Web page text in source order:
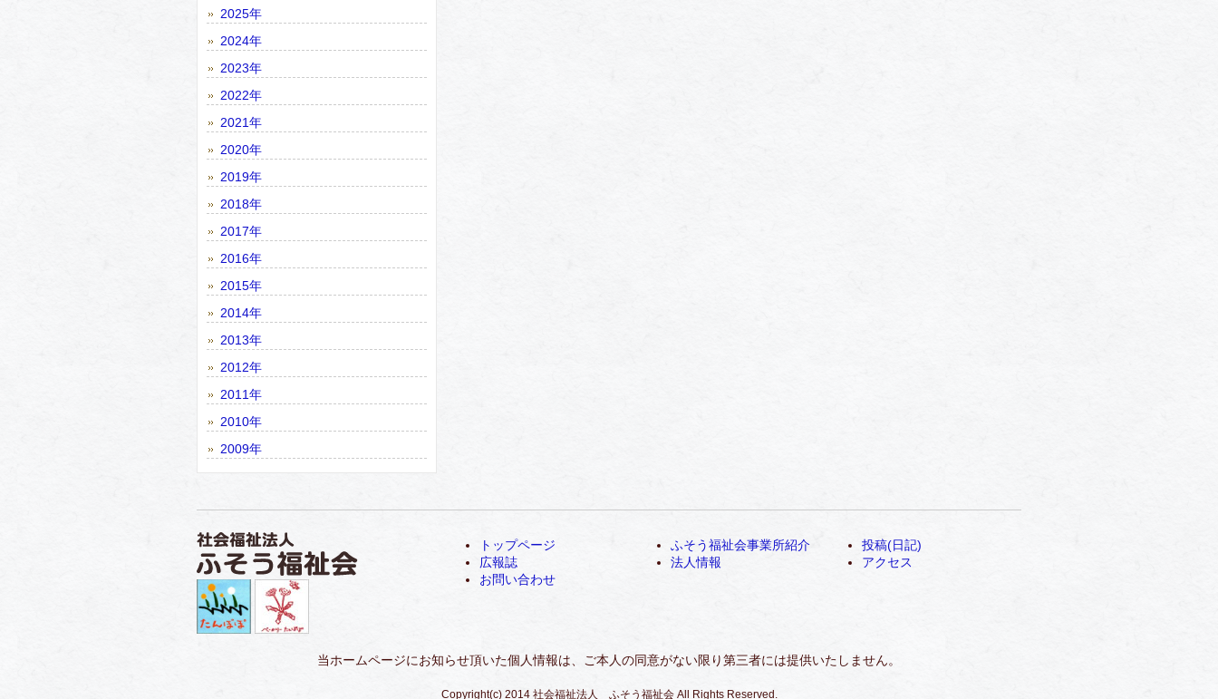
2025年
2024年
2023年
2022年
2021年
2020年
2019年
2018年
2017年
2016年
2015年
2014年
2013年
2012年
2011年
2010年
2009年
トップページ
広報誌
お問い合わせ
ふそう福祉会事業所紹介
法人情報
投稿(日記)
アクセス
当ホームページにお知らせ頂いた個人情報は、ご本人の同意がない限り第三者には提供いたしません。
Copyright(c) 2014 社会福祉法人 ふそう福祉会 All Rights Reserved.